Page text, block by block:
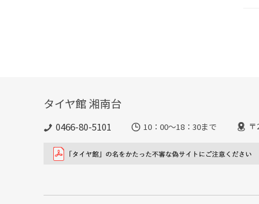
タイヤ館 湘南台
0466-80-5101 10：00～18：30まで